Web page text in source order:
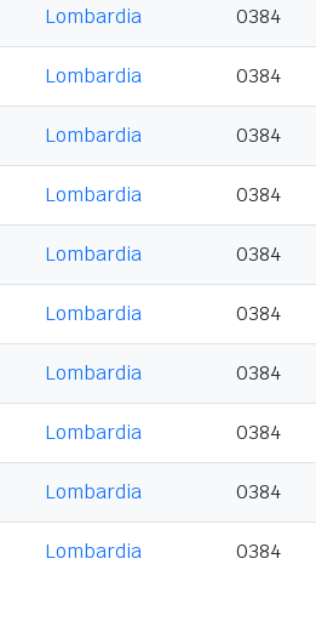
Lombardia 0384
Lombardia 0384
Lombardia 0384
Lombardia 0384
Lombardia 0384
Lombardia 0384
Lombardia 0384
Lombardia 0384
Lombardia 0384
Lombardia 0384